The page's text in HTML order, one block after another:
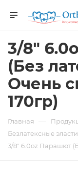
3/8"
(Без
Очень
170гр)
Главная —
Безлатексные
3/8" 6.0oz Парашют